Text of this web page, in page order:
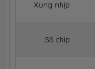
Xung nhịp
Số chip